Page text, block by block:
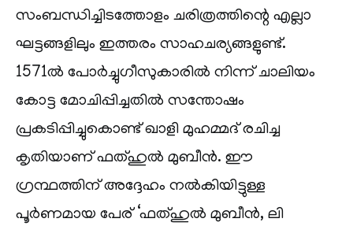
സംബന്ധിച്ചിടത്തോളം ചരിത്രത്തിന്റെ എല്ലാ
ഘട്ടങ്ങളിലും ഇത്തരം സാഹചര്യങ്ങളുണ്ട്.
1571ൽ പോർച്ചുഗീസുകാരിൽ നിന്ന് ചാലിയം
കോട്ട മോചിപ്പിച്ചതിൽ സന്തോഷം
പ്രകടിപ്പിച്ചുകൊണ്ട് ഖാളി മുഹമ്മദ് രചിച്ച
കൃതിയാണ് ഫത്ഹുൽ മുബീൻ. ഈ
ഗ്രന്ഥത്തിന് അദ്ദേഹം നൽകിയിട്ടുള്ള
പൂർണമായ പേര് ‘ഫത്ഹുൽ മുബീൻ, ലി